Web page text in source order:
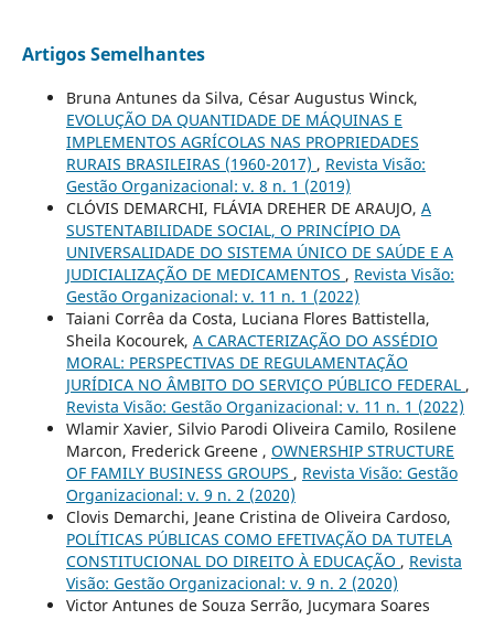
Artigos Semelhantes
Bruna Antunes da Silva, César Augustus Winck,
EVOLUÇÃO DA QUANTIDADE DE MÁQUINAS E
IMPLEMENTOS AGRÍCOLAS NAS PROPRIEDADES
RURAIS BRASILEIRAS (1960-2017) , Revista Visão:
Gestão Organizacional: v. 8 n. 1 (2019)
CLÓVIS DEMARCHI, FLÁVIA DREHER DE ARAUJO, A
SUSTENTABILIDADE SOCIAL, O PRINCÍPIO DA
UNIVERSALIDADE DO SISTEMA ÚNICO DE SAÚDE E A
JUDICIALIZAÇÃO DE MEDICAMENTOS , Revista Visão:
Gestão Organizacional: v. 11 n. 1 (2022)
Taiani Corrêa da Costa, Luciana Flores Battistella,
Sheila Kocourek, A CARACTERIZAÇÃO DO ASSÉDIO
MORAL: PERSPECTIVAS DE REGULAMENTAÇÃO
JURÍDICA NO ÂMBITO DO SERVIÇO PÚBLICO FEDERAL ,
Revista Visão: Gestão Organizacional: v. 11 n. 1 (2022)
Wlamir Xavier, Silvio Parodi Oliveira Camilo, Rosilene
Marcon, Frederick Greene , OWNERSHIP STRUCTURE
OF FAMILY BUSINESS GROUPS , Revista Visão: Gestão
Organizacional: v. 9 n. 2 (2020)
Clovis Demarchi, Jeane Cristina de Oliveira Cardoso,
POLÍTICAS PÚBLICAS COMO EFETIVAÇÃO DA TUTELA
CONSTITUCIONAL DO DIREITO À EDUCAÇÃO , Revista
Visão: Gestão Organizacional: v. 9 n. 2 (2020)
Victor Antunes de Souza Serrão, Jucymara Soares